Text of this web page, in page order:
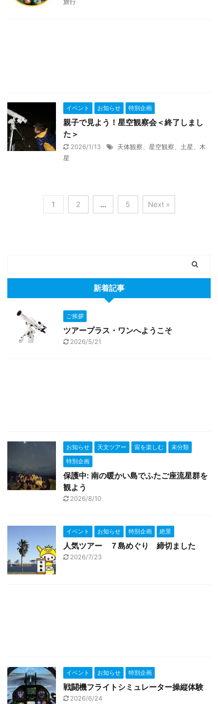
イベント お知らせ 特別企画
親子で見よう！星空観察会＜終了しまし
た＞
2026/1/13
天体観察、星空観察、土星、木
星
1 2 … 5 Next »
新着記事
ご挨拶
ツアープラス・ワンへようこそ
2026/5/21
お知らせ 天文ツアー 宙を楽しむ
未分類
特別企画
保護中: 南の暖かい島でふたご座流星群を
観よう
2026/8/10
イベント お知らせ 特別企画 絶景
人気ツアー ７島めぐり 締切ました
2026/7/23
イベント お知らせ 特別企画
戦闘機フライトシミュレーター操縦体験
2026/6/24